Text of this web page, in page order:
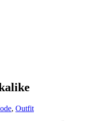
, Outfit